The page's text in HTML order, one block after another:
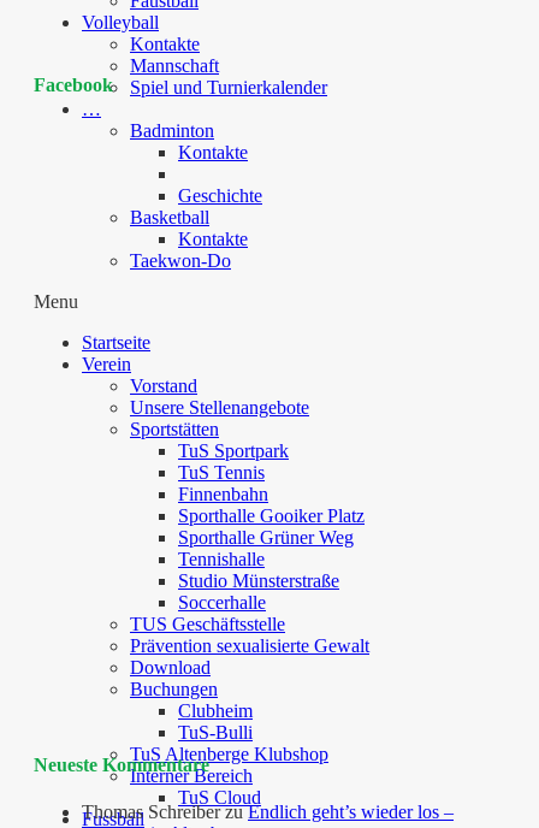
Volleyball
Kontakte
Mannschaft
Spiel und Turnierkalender
…
Badminton
Kontakte
Geschichte
Basketball
Kontakte
Taekwon-Do
Menu
Startseite
Verein
Vorstand
Unsere Stellenangebote
Sportstätten
TuS Sportpark
TuS Tennis
Finnenbahn
Sporthalle Gooiker Platz
Sporthalle Grüner Weg
Tennishalle
Studio Münsterstraße
Soccerhalle
TUS Geschäftsstelle
Prävention sexualisierte Gewalt
Download
Buchungen
Clubheim
TuS-Bulli
TuS Altenberge Klubshop
Interner Bereich
TuS Cloud
Fussball
Facebook
Neueste Kommentare
Thomas SchreiberzuEndlich geht’s wieder los –